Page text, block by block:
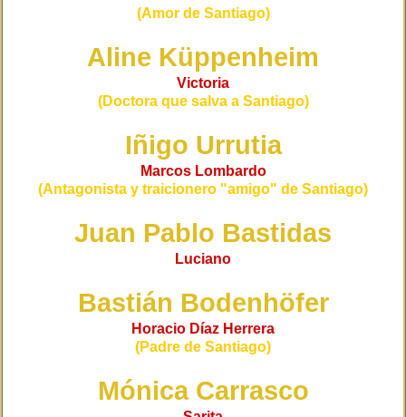
(Amor de Santiago)
Aline Küppenheim
Victoria
(Doctora que salva a Santiago)
Iñigo Urrutia
Marcos Lombardo
(Antagonista y traicionero "amigo" de Santiago)
Juan Pablo Bastidas
Luciano
Bastián Bodenhöfer
Horacio Díaz Herrera
(Padre de Santiago)
Mónica Carrasco